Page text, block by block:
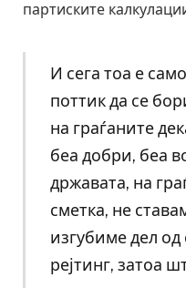
партиските
И сега тоа е
поттик да се
на граѓаните
беа добри, беа
државата, на
сметка, не
изгубиме дел од
рејтинг, затоа